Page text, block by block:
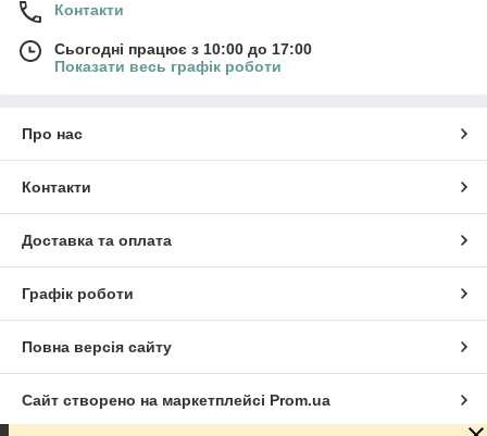
Контакти
Сьогодні працює з 10:00 до 17:00
Показати весь графік роботи
Про нас
Контакти
Доставка та оплата
Графік роботи
Повна версія сайту
Сайт створено на маркетплейсі Prom.ua